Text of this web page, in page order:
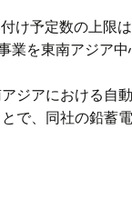
け予定数の上限
業を東南アジア
ジアにおける自
で、同社の鉛蓄